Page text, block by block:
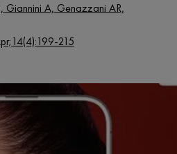
Giannini A, Genazzani AR,
215